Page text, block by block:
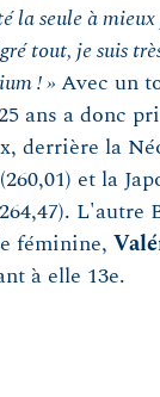
la seule à
tout, je suis
! » Avec un
ans a donc
derrière la
(260,01) et la
L'autre
féminine,
à elle 13e.